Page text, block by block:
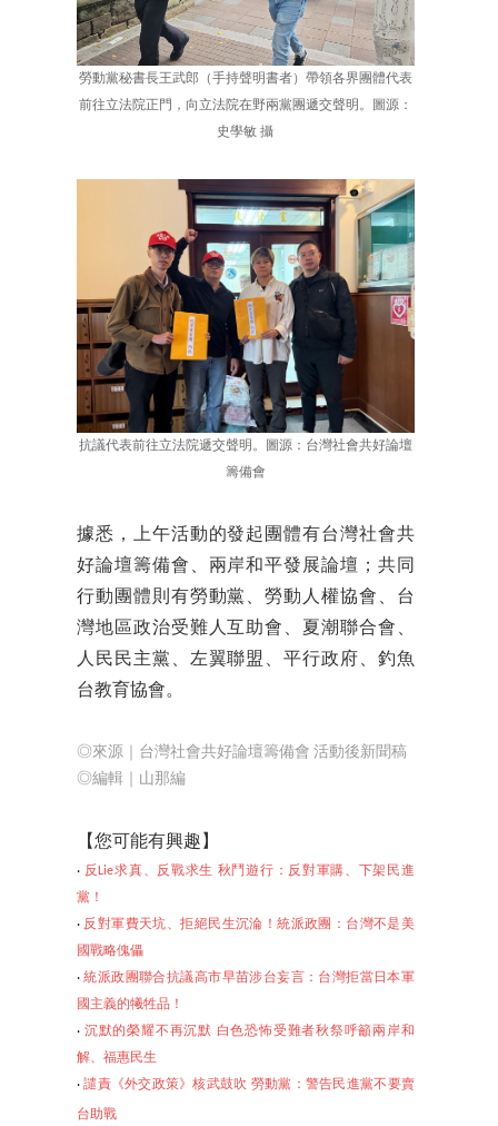
勞動黨秘書長王武郎（手持聲明書者）帶領各界團體代表
前往立法院正門，向立法院在野兩黨團遞交聲明。圖源：
史學敏 攝
抗議代表前往立法院遞交聲明。圖源：台灣社會共好論壇
籌備會
據悉，上午活動的發起團體有台灣社會共
好論壇籌備會、兩岸和平發展論壇；共同
行動團體則有勞動黨、勞動人權協會、台
灣地區政治受難人互助會、夏潮聯合會、
人民民主黨、左翼聯盟、平行政府、釣魚
台教育協會。
◎來源｜台灣社會共好論壇籌備會 活動後新聞稿
◎編輯｜山那編
【您可能有興趣】
‧ 反Lie求真、反戰求生 秋鬥遊行：反對軍購、下架民進
黨！
‧ 反對軍費天坑、拒絕民生沉淪！統派政團：台灣不是美
國戰略傀儡
‧統派政團聯合抗議高市早苗涉台妄言：台灣拒當日本軍
國主義的犧牲品！
‧ 沉默的榮耀不再沉默 白色恐怖受難者秋祭呼籲兩岸和
解、福惠民生
‧譴責《外交政策》核武鼓吹 勞動黨：警告民進黨不要賣
台助戰